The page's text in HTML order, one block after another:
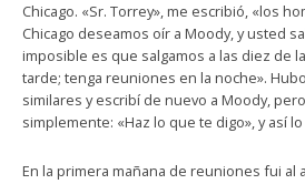
Chicago. «Sr. Torrey», me escribió, «los
Chicago deseamos oír a Moody, y usted
imposible es que salgamos a las diez de
tarde; tenga reuniones en la noche».
similares y escribí de nuevo a Moody,
simplemente: «Haz lo que te digo», y así
En la primera mañana de reuniones fui al